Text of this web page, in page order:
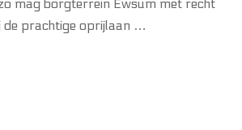
mag borgterrein Ewsum met recht
de prachtige oprijlaan …